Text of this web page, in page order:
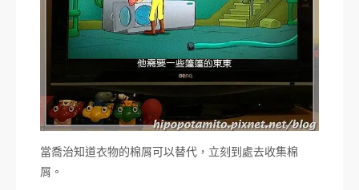
當喬治知道衣物的棉屑可以替代，立刻到處去收集棉
屑。